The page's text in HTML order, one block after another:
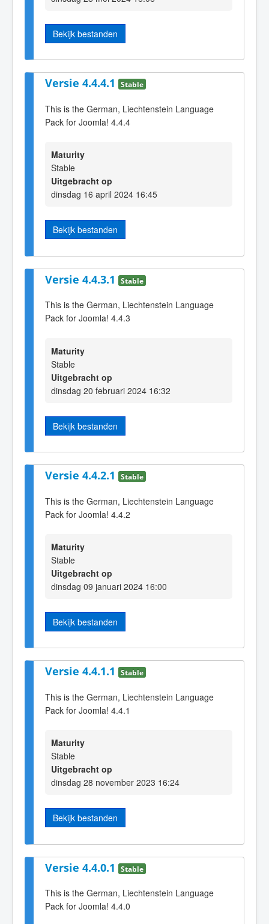
Bekijk bestanden
Versie 4.4.4.1 Stable
This is the German, Liechtenstein Language
Pack for Joomla! 4.4.4
Maturity
Stable
Uitgebracht op
dinsdag 16 april 2024 16:45
Bekijk bestanden
Versie 4.4.3.1 Stable
This is the German, Liechtenstein Language
Pack for Joomla! 4.4.3
Maturity
Stable
Uitgebracht op
dinsdag 20 februari 2024 16:32
Bekijk bestanden
Versie 4.4.2.1 Stable
This is the German, Liechtenstein Language
Pack for Joomla! 4.4.2
Maturity
Stable
Uitgebracht op
dinsdag 09 januari 2024 16:00
Bekijk bestanden
Versie 4.4.1.1 Stable
This is the German, Liechtenstein Language
Pack for Joomla! 4.4.1
Maturity
Stable
Uitgebracht op
dinsdag 28 november 2023 16:24
Bekijk bestanden
Versie 4.4.0.1 Stable
This is the German, Liechtenstein Language
Pack for Joomla! 4.4.0